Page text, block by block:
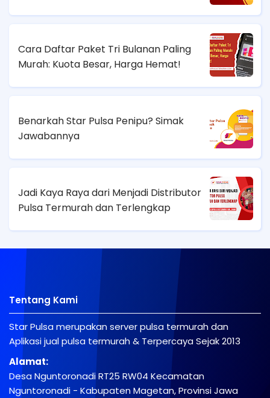
Cara Daftar Paket Tri Bulanan Paling
Murah: Kuota Besar, Harga Hemat!
Benarkah Star Pulsa Penipu? Simak
Jawabannya
Jadi Kaya Raya dari Menjadi Distributor
Pulsa Termurah dan Terlengkap
Tentang Kami
Star Pulsa merupakan server pulsa termurah dan
Aplikasi jual pulsa termurah & Terpercaya Sejak 2013
Alamat:
Desa Nguntoronadi RT25 RW04 Kecamatan
Nguntoronadi - Kabupaten Magetan, Provinsi Jawa